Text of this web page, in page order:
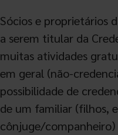
Sócios e proprietários
a serem titular da
muitas atividades
em geral (não-
possibilidade de
de um familiar (filhos,
cônjuge/